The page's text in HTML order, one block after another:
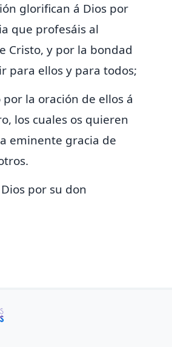
glorifican á Dios por
que profesáis al
Cristo, y por la bondad
para ellos y para todos;
la oración de ellos á
los cuales os quieren
eminente gracia de
por su don